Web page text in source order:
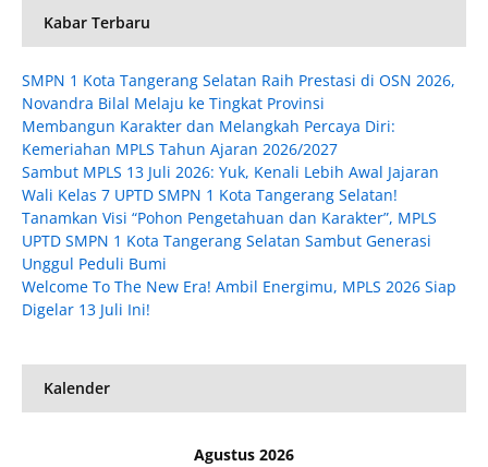
Kabar Terbaru
SMPN 1 Kota Tangerang Selatan Raih Prestasi di OSN 2026,
Novandra Bilal Melaju ke Tingkat Provinsi
Membangun Karakter dan Melangkah Percaya Diri:
Kemeriahan MPLS Tahun Ajaran 2026/2027
Sambut MPLS 13 Juli 2026: Yuk, Kenali Lebih Awal Jajaran
Wali Kelas 7 UPTD SMPN 1 Kota Tangerang Selatan!
Tanamkan Visi “Pohon Pengetahuan dan Karakter”, MPLS
UPTD SMPN 1 Kota Tangerang Selatan Sambut Generasi
Unggul Peduli Bumi
Welcome To The New Era! Ambil Energimu, MPLS 2026 Siap
Digelar 13 Juli Ini!
Kalender
Agustus 2026